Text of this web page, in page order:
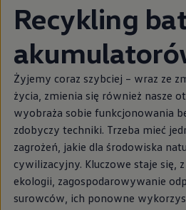
Recykling
Żyjemy coraz szybciej – wraz ze
życia, zmienia się również nasze
wyobraża sobie funkcjonowania
zdobyczy techniki. Trzeba mieć
zagrożeń, jakie dla środowiska
cywilizacyjny. Kluczowe staje się,
ekologii, zagospodarowywanie
surowców, ich ponowne